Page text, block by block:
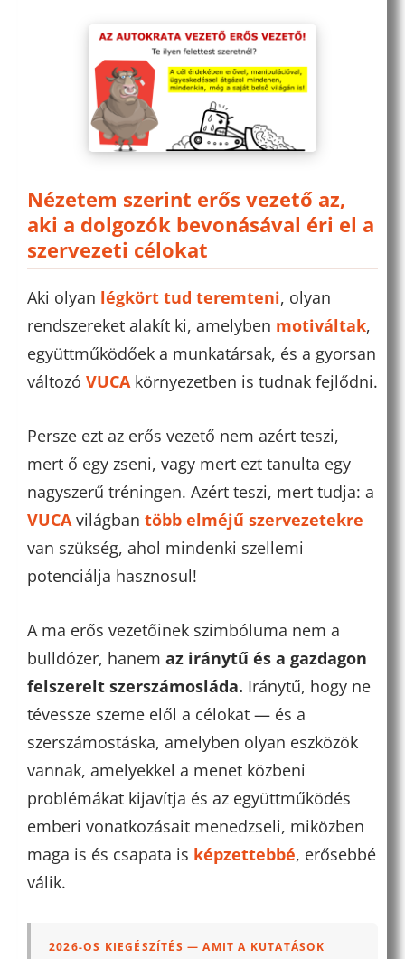
Nézetem szerint erős vezető az,
aki a dolgozók bevonásával éri el a
szervezeti célokat
Aki olyan légkört tud teremteni, olyan
rendszereket alakít ki, amelyben motiváltak,
együttműködőek a munkatársak, és a gyorsan
változó VUCAkörnyezetben is tudnak fejlődni.
Persze ezt az erős vezető nem azért teszi,
mert ő egy zseni, vagy mert ezt tanulta egy
nagyszerű tréningen. Azért teszi, mert tudja: a
VUCAvilágban több elméjű szervezetekre
van szükség, ahol mindenki szellemi
potenciálja hasznosul!
A ma erős vezetőinek szimbóluma nem a
bulldózer, hanem az iránytű és a gazdagon
felszerelt szerszámosláda. Iránytű, hogy ne
tévessze szeme elől a célokat — és a
szerszámostáska, amelyben olyan eszközök
vannak, amelyekkel a menet közbeni
problémákat kijavítja és az együttműködés
emberi vonatkozásait menedzseli, miközben
maga is és csapata is képzettebbé, erősebbé
válik.
2026-OS KIEGÉSZÍTÉS — AMIT A KUTATÁSOK